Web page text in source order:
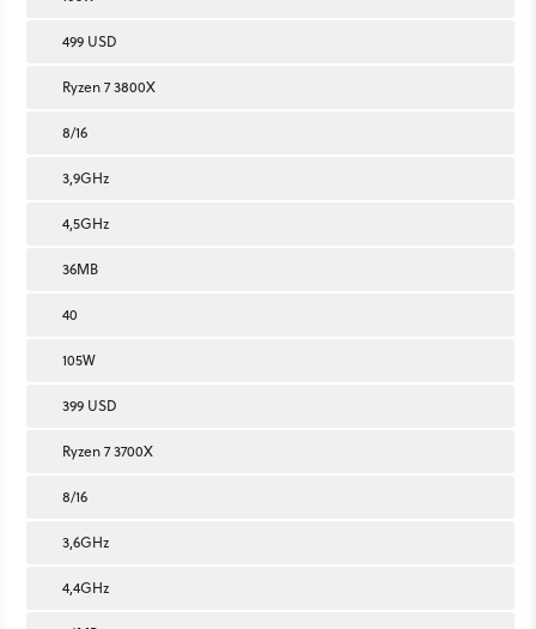
499 USD
Ryzen 7 3800X
8/16
3,9GHz
4,5GHz
36MB
40
105W
399 USD
Ryzen 7 3700X
8/16
3,6GHz
4,4GHz